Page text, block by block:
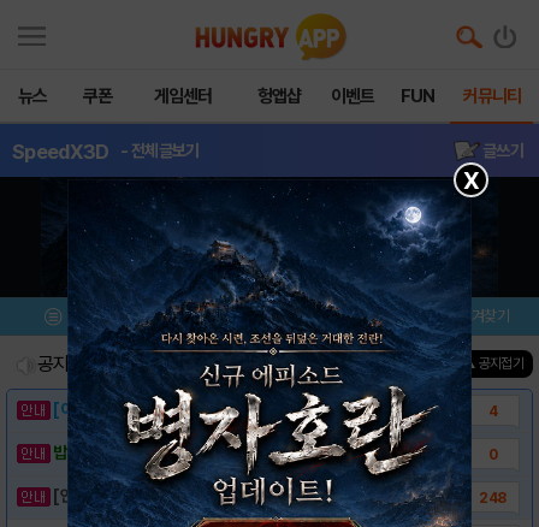
뉴스 쿠폰 게임센터 헝앱샵 이벤트 FUN 커뮤니티
SpeedX3D - 전체글보기 글쓰기
메뉴 이벤트/미션 설치/평가 즐겨찾기
공지사항 진행중인 이벤트0 건 ▲ 공지접기
[이벤트] 웃음으로 매일매일 해피! 유머 게시.. 4
밥알이의 헝앱통신 ⑲ “밥알이, 드디어 멀티를.. 0
[안내] 헝그리앱 필수 상식! 밥알 획득 안내.. 248
X